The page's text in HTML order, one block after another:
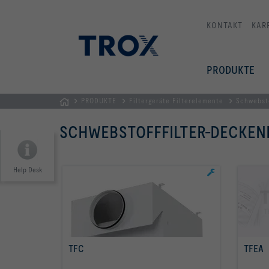
KONTAKT
PRODUKTE
AUSTRIA
Belüftung
PRODUKTE Filtergeräte Filterelemente
Help Desk
SCHWEBSTOFFFILTER-
TFC TFEA